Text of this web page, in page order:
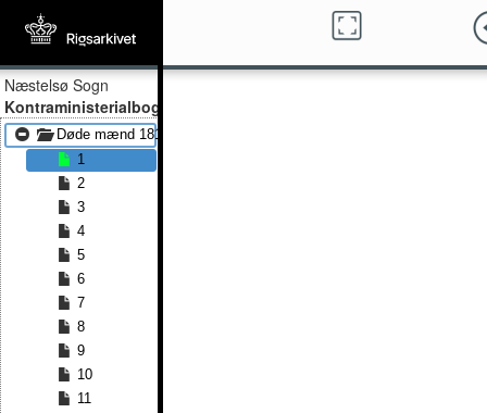
Næstelsø Sogn
Kontraministerialbog
Døde mænd 1815 - Døde mænd 1835
1
2
3
4
5
6
7
8
9
10
11